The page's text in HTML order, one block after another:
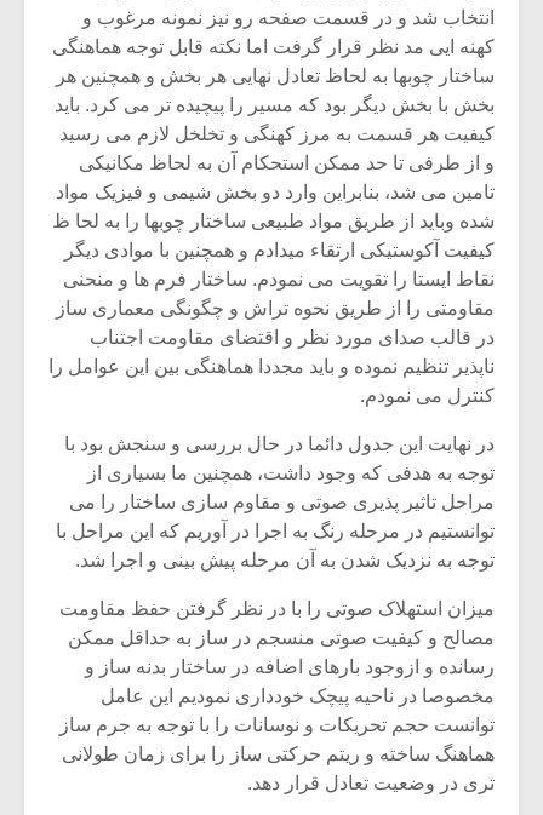
انتخاب شد و در قسمت صفحه رو نیز نمونه مرغوب و
کهنه ایی مد نظر قرار گرفت اما نکته قابل توجه هماهنگی
ساختار چوبها به لحاظ تعادل نهایی هر بخش و همچنین هر
بخش با بخش دیگر بود که مسیر را پیچیده تر می کرد. باید
کیفیت هر قسمت به مرز کهنگی و تخلخل لازم می رسید
و از طرفی تا حد ممکن استحکام آن به لحاظ مکانیکی
تامین می شد، بنابراین وارد دو بخش شیمی و فیزیک مواد
شده وباید از طریق مواد طبیعی ساختار چوبها را به لحا ظ
کیفیت آکوستیکی ارتقاء میدادم و همچنین با موادی دیگر
نقاط ایستا را تقویت می نمودم. ساختار فرم ها و منحنی
مقاومتی را از طریق نحوه تراش و چگونگی معماری ساز
در قالب صدای مورد نظر و اقتضای مقاومت اجتناب
ناپذیر تنظیم نموده و باید مجددا هماهنگی بین این عوامل را
کنترل می نمودم.
در نهایت این جدول دائما در حال بررسی و سنجش بود با
توجه به هدفی که وجود داشت، همچنین ما بسیاری از
مراحل تاثیر پذیری صوتی و مقاوم سازی ساختار را می
توانستیم در مرحله رنگ به اجرا در آوریم که این مراحل با
توجه به نزدیک شدن به آن مرحله پیش بینی و اجرا شد.
میزان استهلاک صوتی را با در نظر گرفتن حفظ مقاومت
مصالح و کیفیت صوتی منسجم در ساز به حداقل ممکن
رسانده و ازوجود بارهای اضافه در ساختار بدنه ساز و
مخصوصا در ناحیه پیچک خودداری نمودیم این عامل
توانست حجم تحریکات و نوسانات را با توجه به جرم ساز
هماهنگ ساخته و ریتم حرکتی ساز را برای زمان طولانی
تری در وضعیت تعادل قرار دهد.